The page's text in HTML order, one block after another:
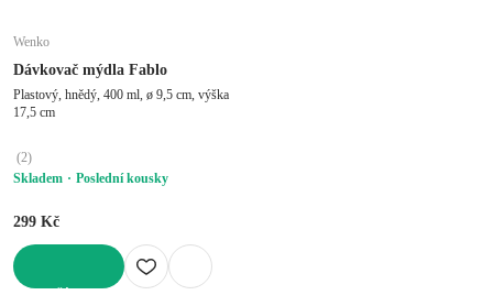
Wenko
Dávkovač mýdla Fablo
Plastový, hnědý, 400 ml, ø 9,5 cm, výška
17,5 cm
(2)
Skladem
Poslední kousky
299 Kč